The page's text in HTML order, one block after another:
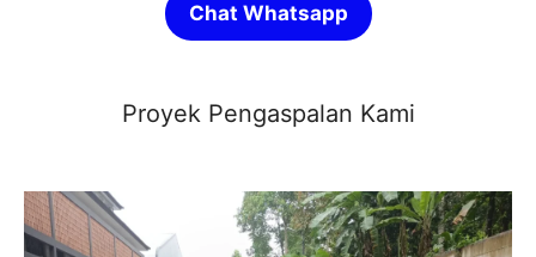
Chat Whatsapp
Proyek Pengaspalan Kami